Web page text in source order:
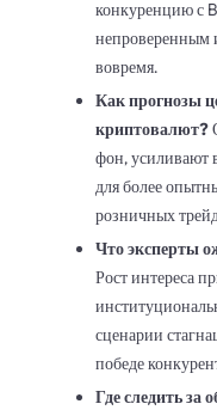
конкуренцию с
непроверенным
вовремя.
Как прогнозы
криптовалют?
фон, усиливают
для более
розничных
Что эксперты
Рост интереса
сценарии
победе
Где следить за